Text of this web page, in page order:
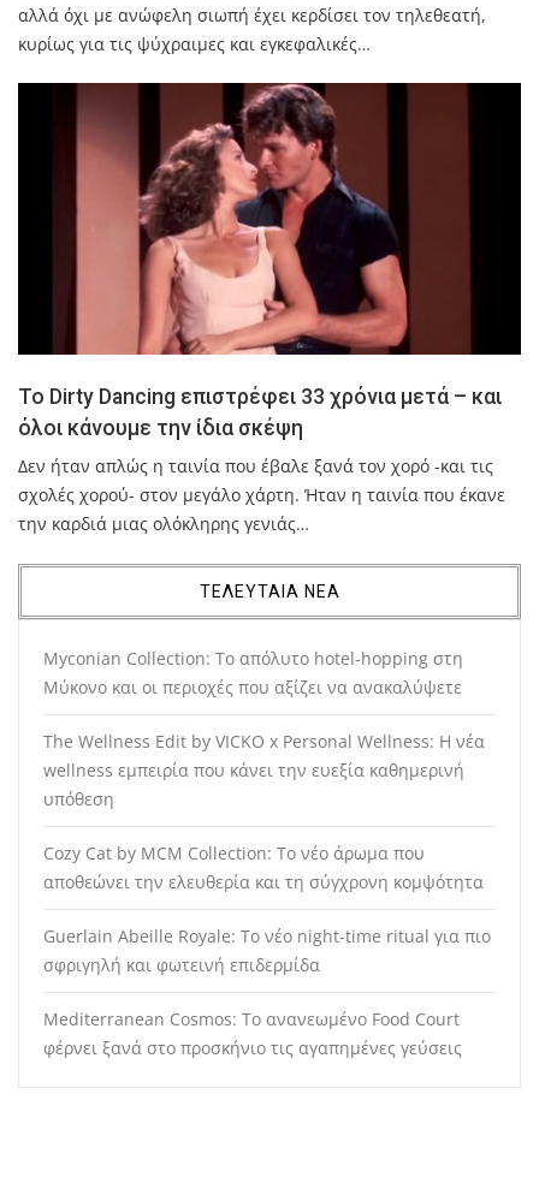
αλλά όχι με ανώφελη σιωπή έχει κερδίσει τον τηλεθεατή,
κυρίως για τις ψύχραιμες και εγκεφαλικές…
Το Dirty Dancing επιστρέφει 33 χρόνια μετά – και
όλοι κάνουμε την ίδια σκέψη
Δεν ήταν απλώς η ταινία που έβαλε ξανά τον χορό -και τις
σχολές χορού- στον μεγάλο χάρτη. Ήταν η ταινία που έκανε
την καρδιά μιας ολόκληρης γενιάς…
ΤΕΛΕΥΤΑΙΑ ΝΕΑ
Myconian Collection: Το απόλυτο hotel-hopping στη
Μύκονο και οι περιοχές που αξίζει να ανακαλύψετε
The Wellness Edit by VICKO x Personal Wellness: Η νέα
wellness εμπειρία που κάνει την ευεξία καθημερινή
υπόθεση
Cozy Cat by MCM Collection: Το νέο άρωμα που
αποθεώνει την ελευθερία και τη σύγχρονη κομψότητα
Guerlain Abeille Royale: Το νέο night-time ritual για πιο
σφριγηλή και φωτεινή επιδερμίδα
Mediterranean Cosmos: Το ανανεωμένο Food Court
φέρνει ξανά στο προσκήνιο τις αγαπημένες γεύσεις